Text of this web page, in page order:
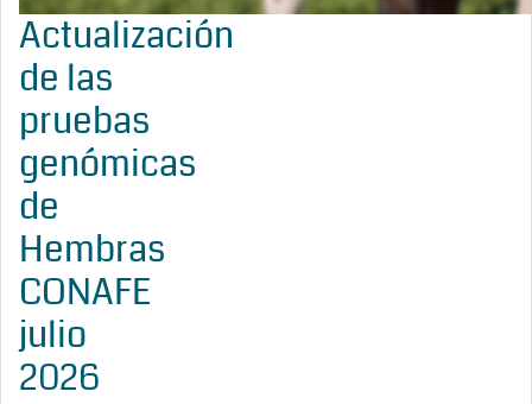
Actualización
de las
pruebas
genómicas
de
Hembras
CONAFE
julio
2026